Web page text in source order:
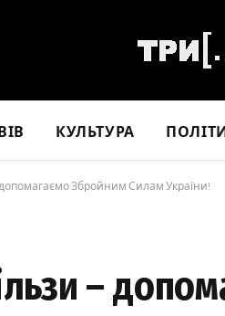
КУЛЬТУРА
допомагаємо Збройним Силам України!
–